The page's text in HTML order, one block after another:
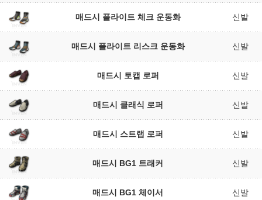
매드시 플라이트 체크 운동화 신발
매드시 플라이트 리스크 운동화 신발
매드시 토캡 로퍼 신발
매드시 클래식 로퍼 신발
매드시 스트랩 로퍼 신발
매드시 BG1 트래커 신발
매드시 BG1 체이서 신발